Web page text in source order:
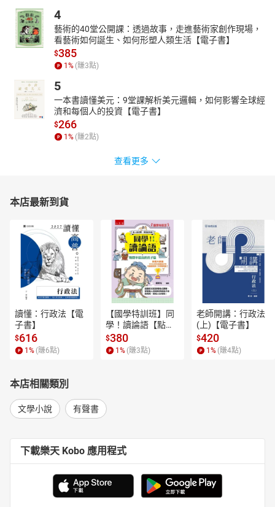
4
藝術的40堂公開課：透過故事，走進藝術家創作現場，
看藝術如何誕生、如何形塑人類生活【電子書】
$385
1 % (賺3點)
5
一本書讀懂美元：9堂課解析美元邏輯，如何影響全球經
濟和每個人的投資【電子書】
$266
1 % (賺2點)
查看更多
本店最新到貨
讀懂：行政法【電
子書】
$616
1 % (賺6點)
【國學特訓班】同
學！讀論語【點閱
率最高的孔子篇】
逗趣的文配圖情境
式講解，學習聖人
$380
1 % (賺3點)
老師開講：行政法
(上)【電子書】
$420
1 % (賺4點)
本店相關類別
文學小說 有聲書
下載樂天 Kobo 應用程式